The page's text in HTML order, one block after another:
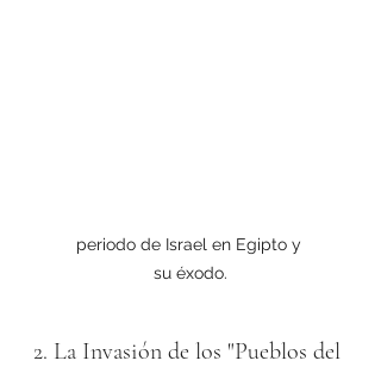
periodo de Israel en Egipto y
su éxodo.
2. La Invasión de los "Pueblos del